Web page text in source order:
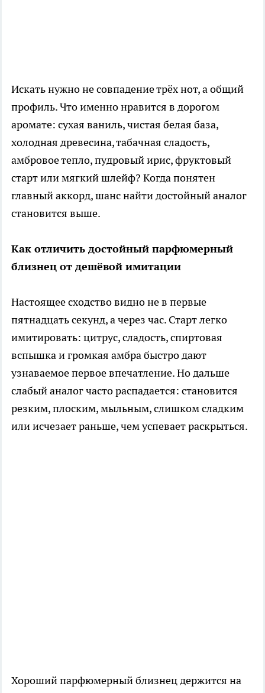
Искать нужно не совпадение трёх нот, а общий
профиль. Что именно нравится в дорогом
аромате: сухая ваниль, чистая белая база,
холодная древесина, табачная сладость,
амбровое тепло, пудровый ирис, фруктовый
старт или мягкий шлейф? Когда понятен
главный аккорд, шанс найти достойный аналог
становится выше.
Как отличить достойный парфюмерный
близнец от дешёвой имитации
Настоящее сходство видно не в первые
пятнадцать секунд, а через час. Старт легко
имитировать: цитрус, сладость, спиртовая
вспышка и громкая амбра быстро дают
узнаваемое первое впечатление. Но дальше
слабый аналог часто распадается: становится
резким, плоским, мыльным, слишком сладким
или исчезает раньше, чем успевает раскрыться.
Хороший парфюмерный близнец держится на